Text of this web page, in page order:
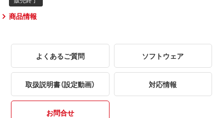
商品情報
よくあるご質問 ソフトウェア
取扱説明書（設定動画） 対応情報
お問合せ